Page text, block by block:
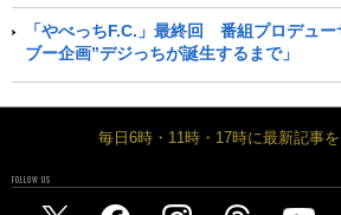
「やべっちF.C.」最終回 番組プロデュー
ブー企画”デジっちが誕生するまで」
毎日6時・11時・17時に最新記事
FOLLOW US